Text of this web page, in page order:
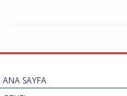
ANA SAYFA